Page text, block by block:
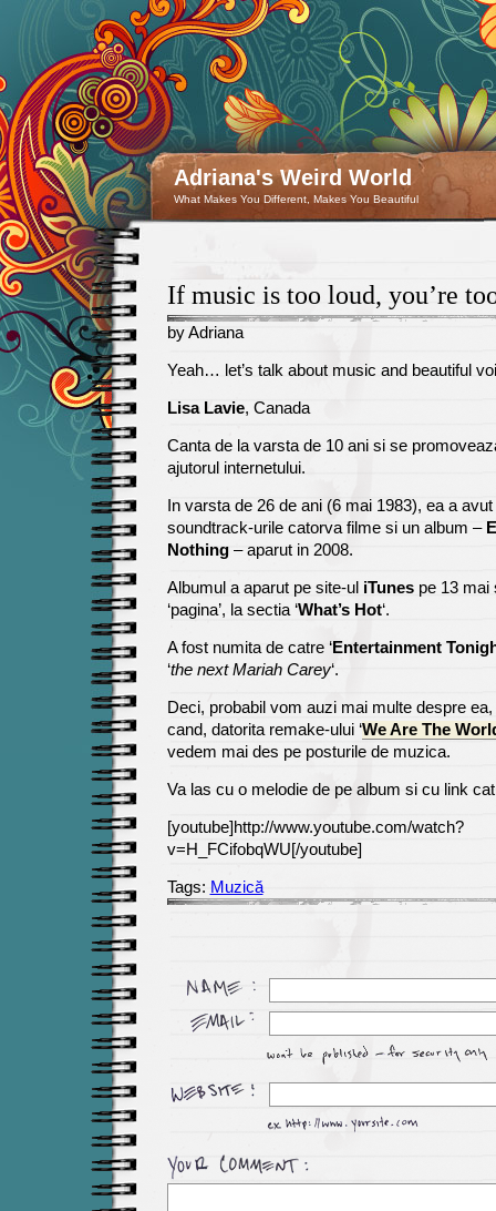
Adriana's Weird World
What Makes You Different, Makes You Beautiful
If music is too loud, you’re
by Adriana
March
22
Yeah… let’s talk about music and beautiful
Lisa Lavie, Canada
Canta de la varsta de 10 ani si se
ajutorul internetului.
In varsta de 26 de ani (6 mai 1983), ea a
soundtrack-urile catorva filme si un album –
Nothing– aparut in 2008.
Albumul a aparut pe site-ul iTunespe 13 mai
‘pagina’, la sectia ‘What’s Hot‘.
A fost numita de catre ‘Entertainment
‘the next Mariah Carey‘.
Deci, probabil vom auzi mai multe despre
cand, datorita remake-ului ‘We Are The
vedem mai des pe posturile de muzica.
Va las cu o melodie de pe album si cu link
[youtube]http://www.youtube.com/watch?
v=H_FCifobqWU[/youtube]
Tags: Muzică